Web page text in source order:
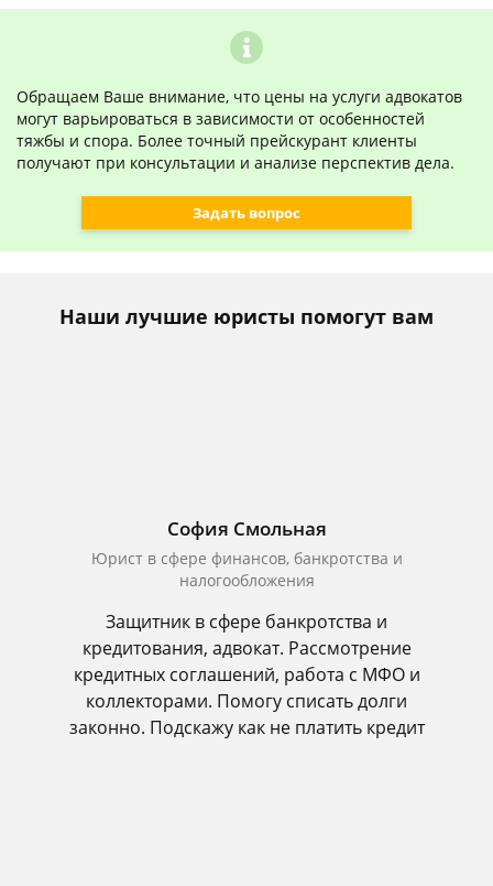
Обращаем Ваше внимание, что цены на услуги адвокатов
могут варьироваться в зависимости от особенностей
тяжбы и спора. Более точный прейскурант клиенты
получают при консультации и анализе перспектив дела.
Задать вопрос
Наши лучшие юристы помогут вам
София Смольная
Юрист в сфере финансов, банкротства и
налогообложения
Защитник в сфере банкротства и
кредитования, адвокат. Рассмотрение
кредитных соглашений, работа с МФО и
коллекторами. Помогу списать долги
законно. Подскажу как не платить кредит